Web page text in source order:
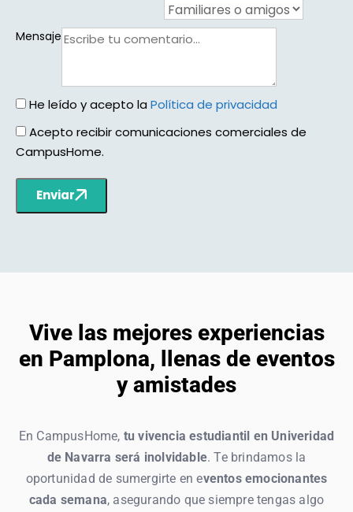
Mensaje
He leído y acepto la Política de privacidad
Acepto recibir comunicaciones comerciales de
CampusHome.
Enviar
Vive las mejores experiencias
en Pamplona, llenas de eventos
y amistades
En CampusHome, tu vivencia estudiantil en Univeridad
de Navarra será inolvidable. Te brindamos la
oportunidad de sumergirte en eventos emocionantes
cada semana, asegurando que siempre tengas algo